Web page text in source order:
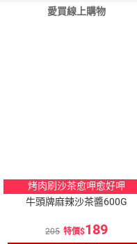
愛買線上購物
烤肉刷沙茶愈呷愈好呷
牛頭牌麻辣沙茶醬600G
205 特價 189